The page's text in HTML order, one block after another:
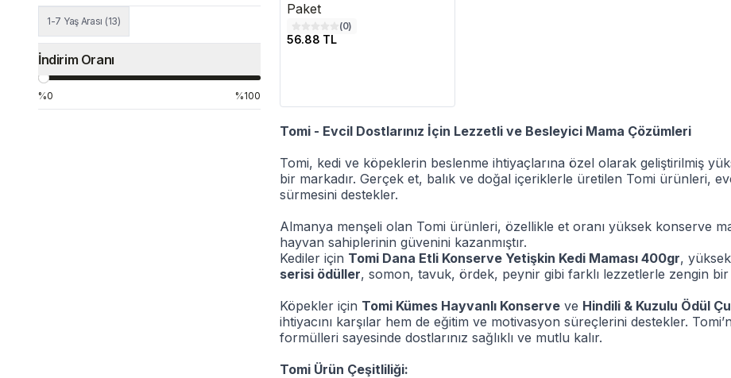
1-7 Yaş Arası (13)
İndirim Oranı
%0 %100
Paket
(0)
56.88 TL
Tomi - Evcil Dostlarınız İçin Lezzetli ve Besleyici Mama Çözümleri
Tomi, kedi ve köpeklerin beslenme ihtiyaçlarına özel olarak geliştirilmiş
bir markadır. Gerçek et, balık ve doğal içeriklerle üretilen Tomi ürünleri,
sürmesini destekler.
Almanya menşeli olan Tomi ürünleri, özellikle et oranı yüksek konserve
hayvan sahiplerinin güvenini kazanmıştır.
Kediler için Tomi Dana Etli Konserve Yetişkin Kedi Maması 400gr,
serisi ödüller, somon, tavuk, ördek, peynir gibi farklı lezzetlerle zengin
Köpekler için Tomi Kümes Hayvanlı Konserve ve Hindili & Kuzulu Ödül
ihtiyacını karşılar hem de eğitim ve motivasyon süreçlerini destekler.
formülleri sayesinde dostlarınız sağlıklı ve mutlu kalır.
Tomi Ürün Çeşitliliği: